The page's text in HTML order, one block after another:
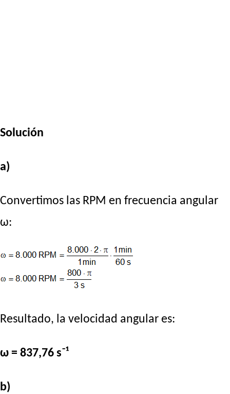
Solución
a)
Convertimos las RPM en frecuencia angular
ω:
Resultado, la velocidad angular es:
ω = 837,76 s⁻¹
b)